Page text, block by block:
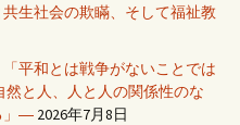
生社会の欺瞞、そして福祉教
平和とは戦争がないことでは
と人、人と人の関係性のな
」― 2026年7月8日